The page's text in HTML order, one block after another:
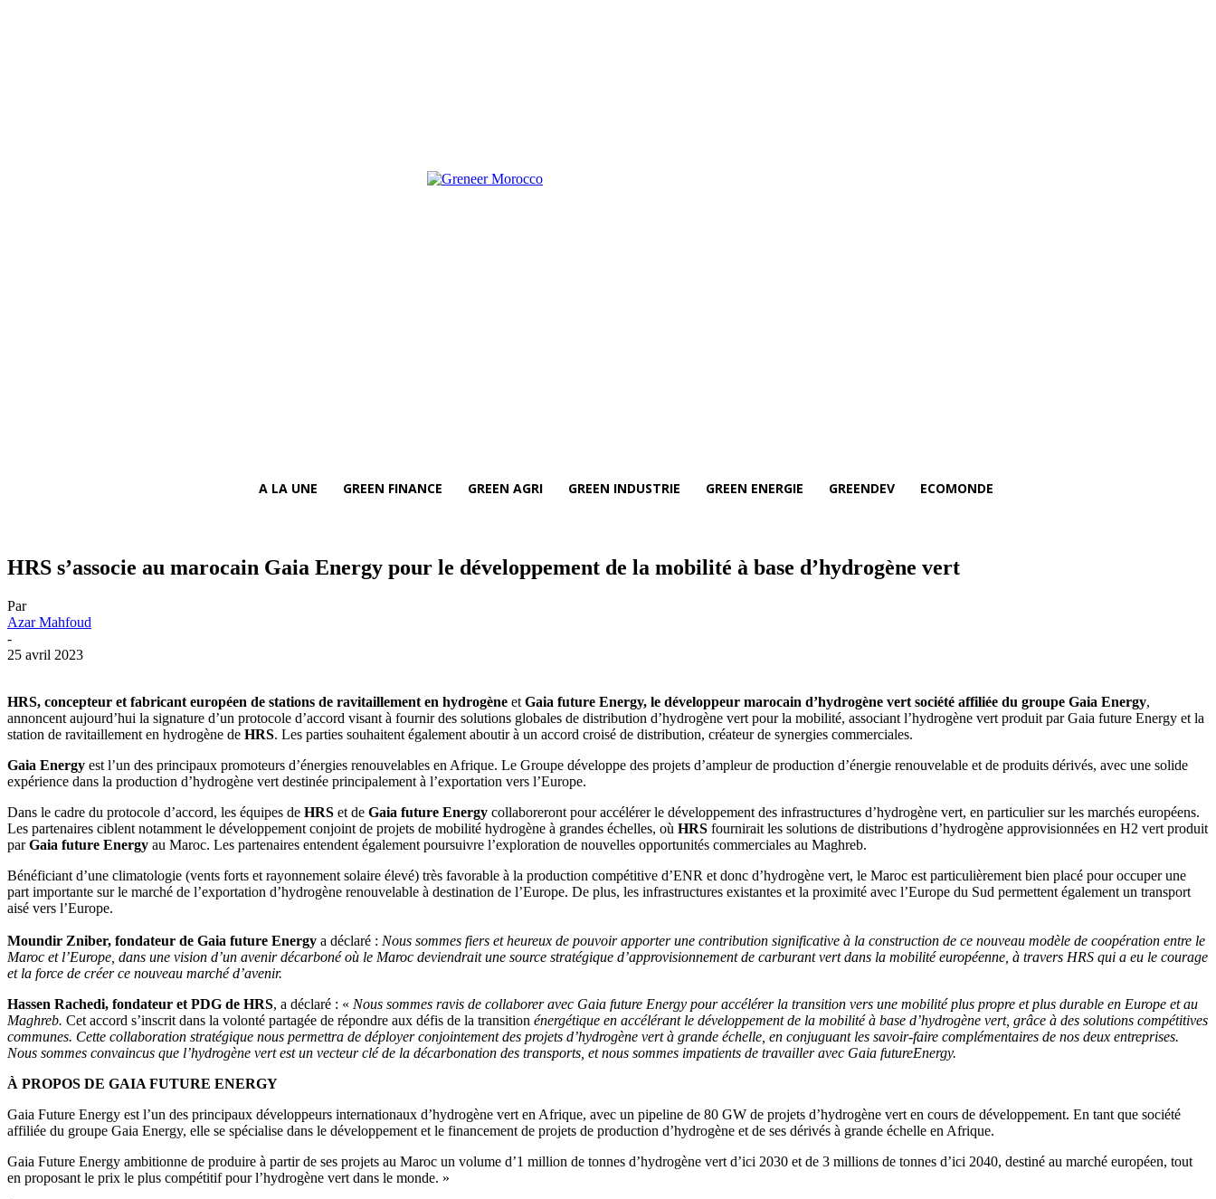
A LA UNE GREEN FINANCE GREEN AGRI GREEN INDUSTRIE GREEN ENERGIE GREENDEV ECOMONDE
HRS s’associe au marocain Gaia Energy pour le développement de la mobilité à base d’hydrogène vert
Par
Azar Mahfoud
-
25 avril 2023
HRS, concepteur et fabricant européen de stations de ravitaillement en hydrogène et Gaia future Energy, le développeur marocain d’hydrogène vert société affiliée du groupe Gaia Energy,
annoncent aujourd’hui la signature d’un protocole d’accord visant à fournir des solutions globales de distribution d’hydrogène vert pour la mobilité, associant l’hydrogène vert produit par Gaia future Energy et la
station de ravitaillement en hydrogène de HRS. Les parties souhaitent également aboutir à un accord croisé de distribution, créateur de synergies commerciales.
Gaia Energy est l’un des principaux promoteurs d’énergies renouvelables en Afrique. Le Groupe développe des projets d’ampleur de production d’énergie renouvelable et de produits dérivés, avec une solide
expérience dans la production d’hydrogène vert destinée principalement à l’exportation vers l’Europe.
Dans le cadre du protocole d’accord, les équipes de HRS et de Gaia future Energy collaboreront pour accélérer le développement des infrastructures d’hydrogène vert, en particulier sur les marchés européens.
Les partenaires ciblent notamment le développement conjoint de projets de mobilité hydrogène à grandes échelles, où HRS fournirait les solutions de distributions d’hydrogène approvisionnées en H2 vert produit
parGaia future Energy au Maroc. Les partenaires entendent également poursuivre l’exploration de nouvelles opportunités commerciales au Maghreb.
Bénéficiant d’une climatologie (vents forts et rayonnement solaire élevé) très favorable à la production compétitive d’ENR et donc d’hydrogène vert, le Maroc est particulièrement bien placé pour occuper une
part importante sur le marché de l’exportation d’hydrogène renouvelable à destination de l’Europe. De plus, les infrastructures existantes et la proximité avec l’Europe du Sud permettent également un transport
aisé vers l’Europe.
Moundir Zniber, fondateur de Gaia future Energy a déclaré : Nous sommes fiers et heureux de pouvoir apporter une contribution significative à la construction de ce nouveau modèle de coopération entre le
Maroc et l’Europe, dans une vision d’un avenir décarboné où le Maroc deviendrait une source stratégique d’approvisionnement de carburant vert dans la mobilité européenne, à travers HRS qui a eu le courage
et la force de créer ce nouveau marché d’avenir.
Hassen Rachedi, fondateur et PDG de HRS, a déclaré : « Nous sommes ravis de collaborer avec Gaia future Energy pour accélérer la transition vers une mobilité plus propre et plus durable en Europe et au
Maghreb. Cet accord s’inscrit dans la volonté partagée de répondre aux défis de la transition énergétique en accélérant le développement de la mobilité à base d’hydrogène vert, grâce à des solutions compétitives
communes. Cette collaboration stratégique nous permettra de déployer conjointement des projets d’hydrogène vert à grande échelle, en conjuguant les savoir-faire complémentaires de nos deux entreprises.
Nous sommes convaincus que l’hydrogène vert est un vecteur clé de la décarbonation des transports, et nous sommes impatients de travailler avec Gaia futureEnergy.
À PROPOS DE GAIA FUTURE ENERGY
Gaia Future Energy est l’un des principaux développeurs internationaux d’hydrogène vert en Afrique, avec un pipeline de 80 GW de projets d’hydrogène vert en cours de développement. En tant que société
affiliée du groupe Gaia Energy, elle se spécialise dans le développement et le financement de projets de production d’hydrogène et de ses dérivés à grande échelle en Afrique.
Gaia Future Energy ambitionne de produire à partir de ses projets au Maroc un volume d’1 million de tonnes d’hydrogène vert d’ici 2030 et de 3 millions de tonnes d’ici 2040, destiné au marché européen, tout
en proposant le prix le plus compétitif pour l’hydrogène vert dans le monde. »